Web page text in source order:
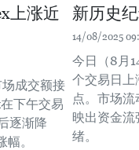
上涨近
成交额接
下午交易
逐渐降
。
新历史
14/08/2025
今日（8月
个交易日上
点。市场
映出资金
绪。